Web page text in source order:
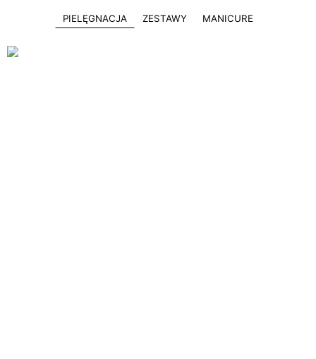
PIELĘGNACJA ZESTAWY MANICURE